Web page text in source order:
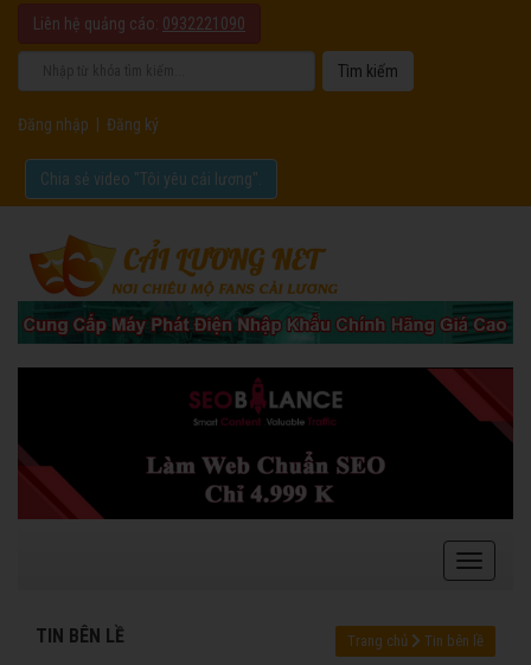
Liên hệ quảng cáo: 0932221090
Đăng nhập Đăng ký
Chia sẻ video "Tôi yêu cải lương".
TIN BÊN LỀ Trang chủ Tin bên lề